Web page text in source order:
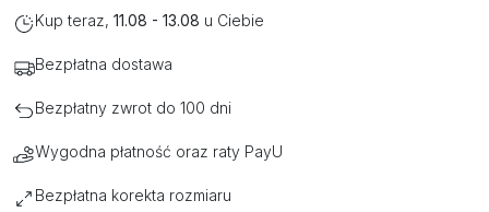
Kup teraz, 11.08 - 13.08 u Ciebie
Bezpłatna dostawa
Bezpłatny zwrot do 100 dni
Wygodna płatność oraz raty PayU
Bezpłatna korekta rozmiaru